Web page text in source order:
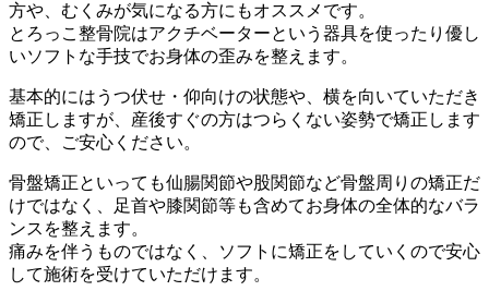
方や、むくみが気になる方にもオススメです。
とろっこ整骨院はアクチベーターという器具を使ったり優し
いソフトな手技でお身体の歪みを整えます。
基本的にはうつ伏せ・仰向けの状態や、横を向いていただき
矯正しますが、産後すぐの方はつらくない姿勢で矯正します
ので、ご安心ください。
骨盤矯正といっても仙腸関節や股関節など骨盤周りの矯正だ
けではなく、足首や膝関節等も含めてお身体の全体的なバラ
ンスを整えます。
痛みを伴うものではなく、ソフトに矯正をしていくので安心
して施術を受けていただけます。